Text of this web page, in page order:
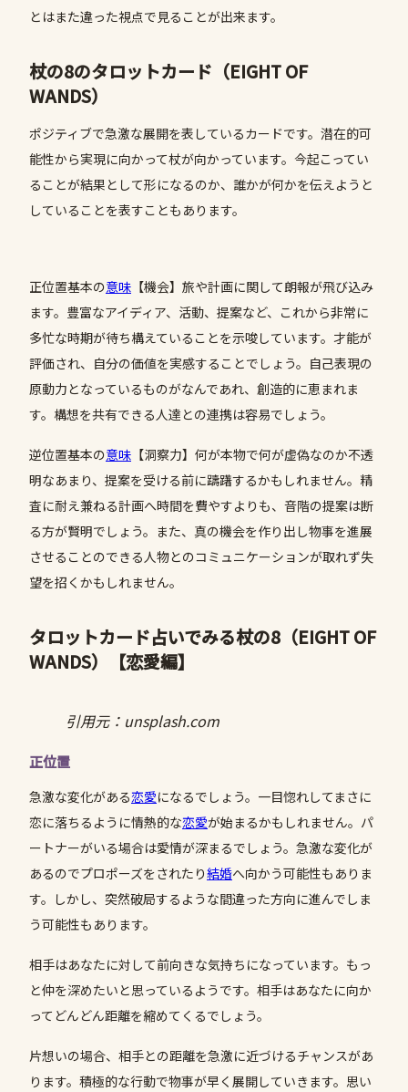
とはまた違った視点で見ることが出来ます。
杖の8のタロットカード（EIGHT OF
WANDS）
ポジティブで急激な展開を表しているカードです。潜在的可
能性から実現に向かって杖が向かっています。今起こってい
ることが結果として形になるのか、誰かが何かを伝えようと
していることを表すこともあります。
正位置基本の意味 【機会】旅や計画に関して朗報が飛び込み
ます。豊富なアイディア、活動、提案など、これから非常に
多忙な時期が待ち構えていることを示唆しています。才能が
評価され、自分の価値を実感することでしょう。自己表現の
原動力となっているものがなんであれ、創造的に恵まれま
す。構想を共有できる人達との連携は容易でしょう。
逆位置基本の意味 【洞察力】何が本物で何が虚偽なのか不透
明なあまり、提案を受ける前に躊躇するかもしれません。精
査に耐え兼ねる計画へ時間を費やすよりも、音階の提案は断
る方が賢明でしょう。また、真の機会を作り出し物事を進展
させることのできる人物とのコミュニケーションが取れず失
望を招くかもしれません。
タロットカード占いでみる杖の8（EIGHT OF
WANDS）
【恋愛編】
引用元：unsplash.com
正位置
急激な変化がある恋愛になるでしょう。一目惚れしてまさに
恋に落ちるように情熱的な恋愛が始まるかもしれません。パ
ートナーがいる場合は愛情が深まるでしょう。急激な変化が
あるのでプロポーズをされたり結婚へ向かう可能性もありま
す。しかし、突然破局するような間違った方向に進んでしま
う可能性もあります。
相手はあなたに対して前向きな気持ちになっています。もっ
と仲を深めたいと思っているようです。相手はあなたに向か
ってどんどん距離を縮めてくるでしょう。
片想いの場合、相手との距離を急激に近づけるチャンスがあ
ります。積極的な行動で物事が早く展開していきます。思い